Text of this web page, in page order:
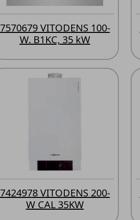
7570679 VITODENS 100-
W. B1KC, 35 kW
7424978 VITODENS 200-
W CAL 35KW